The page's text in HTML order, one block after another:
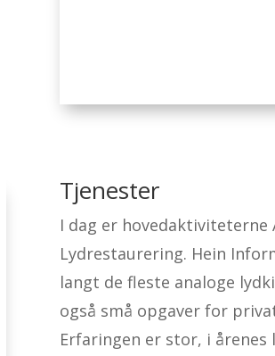
Tjenester
I dag er
Lydrestaurering. Hein
langt de fleste analoge
også små opgaver for
Erfaringen er stor, i